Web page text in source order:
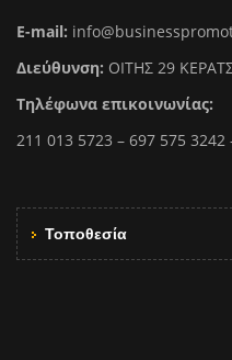
E-mail:
Διεύθυνση: ΟΙΤΗΣ 29
Τηλέφωνα επικοινωνίας:
211 013 5723 – 697 575 3242
Τοποθεσία